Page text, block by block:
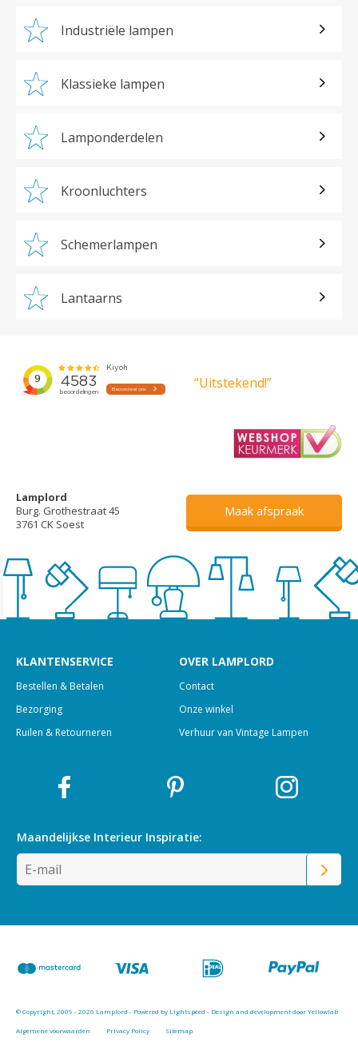
Industriële lampen
Klassieke lampen
Lamponderdelen
Kroonluchters
Schemerlampen
Lantaarns
“Uitstekend!”
Lamplord
Burg. Grothestraat 45
3761 CK Soest
Maak afspraak
KLANTENSERVICE
Bestellen & Betalen
Bezorging
Ruilen & Retourneren
OVER LAMPLORD
Contact
Onze winkel
Verhuur van Vintage Lampen
Maandelijkse Interieur Inspiratie:
© Copyright, 2009 - 2026 Lamplord - Powered by Lightspeed - Design and development door Yellowlab
Algemene voorwaarden Privacy Policy Sitemap